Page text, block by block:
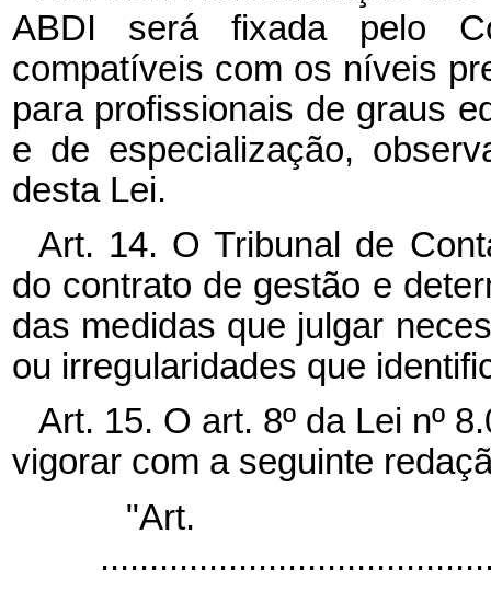
ABDI será fixada pelo
compatíveis com os níveis
para profissionais de graus
e de especialização,
desta Lei.
Art. 14. O Tribunal de
do contrato de gestão e
das medidas que julgar
ou irregularidades que
Art. 15. O art. 8º da Lei nº
vigorar com a seguinte